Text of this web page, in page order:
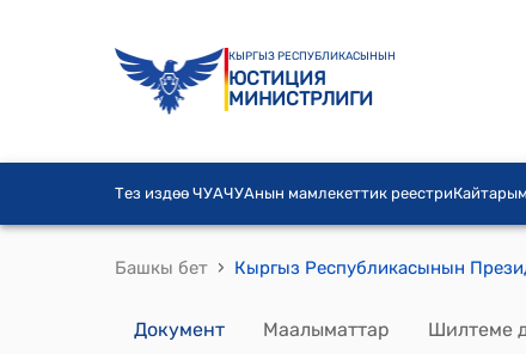
КЫРГЫЗ РЕСПУБЛИКАСЫНЫН
ЮСТИЦИЯ
МИНИСТРЛИГИ
Тез издөө ЧУАЧУАнын мамлекеттик реестри
Башкы бет ›
Документ Маалыматтар Шилтеме